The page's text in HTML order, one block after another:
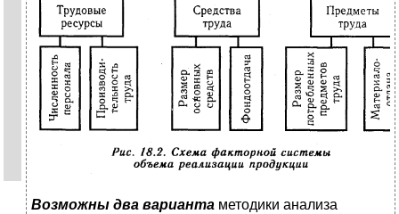
Возможны два варианта методики анализа